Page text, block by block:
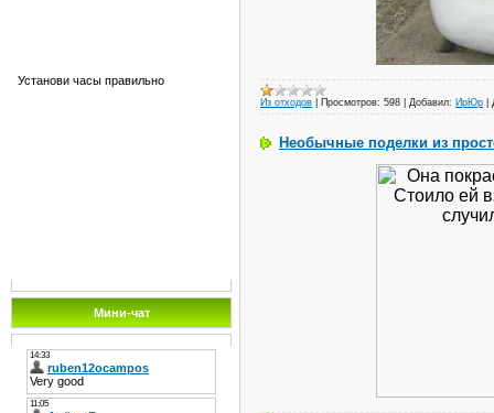
Установи часы правильно
Мини-чат
Из отходов Просмотров: 598 Добавил: ИрЮр
Необычные поделки из